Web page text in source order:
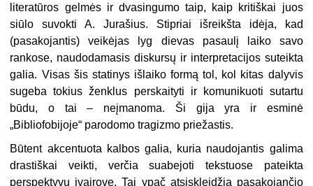
literatūros gelmės ir dvasingumo taip, kaip kritiškai juos
siūlo suvokti A. Jurašius. Stipriai išreikšta idėja, kad
(pasakojantis) veikėjas lyg dievas pasaulį laiko savo
rankose, naudodamasis diskursų ir interpretacijos suteikta
galia. Visas šis statinys išlaiko formą tol, kol kitas dalyvis
sugeba tokius ženklus perskaityti ir komunikuoti sutartu
būdu, o tai – neįmanoma. Ši gija yra ir esminė
„Bibliofobijoje“ parodomo tragizmo priežastis.
Būtent akcentuota kalbos galia, kuria naudojantis galima
drastiškai veikti, verčia suabejoti tekstuose pateikta
perspektyvų įvairove. Tai ypač atsiskleidžia pasakojančio